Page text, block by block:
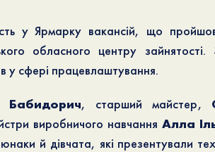
у Ярмарку вакансій, що
обласного центру
у сфері працевлаштування.
Бабидорич, старший майстер,
виробничого навчання Алла
й дівчата, які презентували